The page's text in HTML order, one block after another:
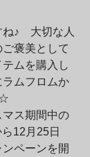
♪　大切な人
褒美として
ムを購入し
ムフロムか
☆
ス期間中の
12月25日
ンペーンを開